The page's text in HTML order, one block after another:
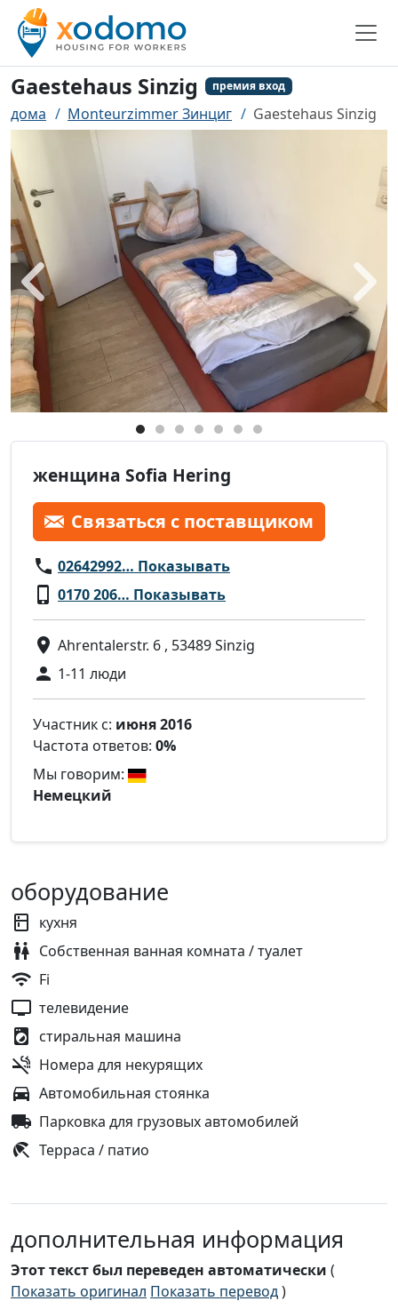
Gaestehaus Sinzig премия вход
дома Monteurzimmer Зинциг Gaestehaus Sinzig
назад
женщина Sofia Hering
Связаться с поставщиком
02642992… Показывать
0170 206… Показывать
Ahrentalerstr. 6 , 53489 Sinzig
1-11 люди
Участник с: июня 2016
Частота ответов: 0%
Мы говорим:
Немецкий
оборудование
кухня
Собственная ванная комната / туалет
Fi
телевидение
стиральная машина
Номера для некурящих
Автомобильная стоянка
Парковка для грузовых автомобилей
Терраса / патио
дополнительная информация
Этот текст был переведен автоматически (
Показать оригинал Показать перевод)